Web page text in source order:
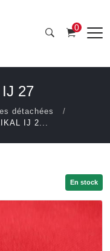
0
27
détachées
IJ 2...
En stock